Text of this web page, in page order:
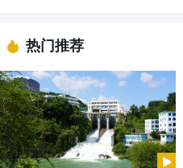
小时烘干去除水分
净粮可直接装车送往
入库。
热门推荐